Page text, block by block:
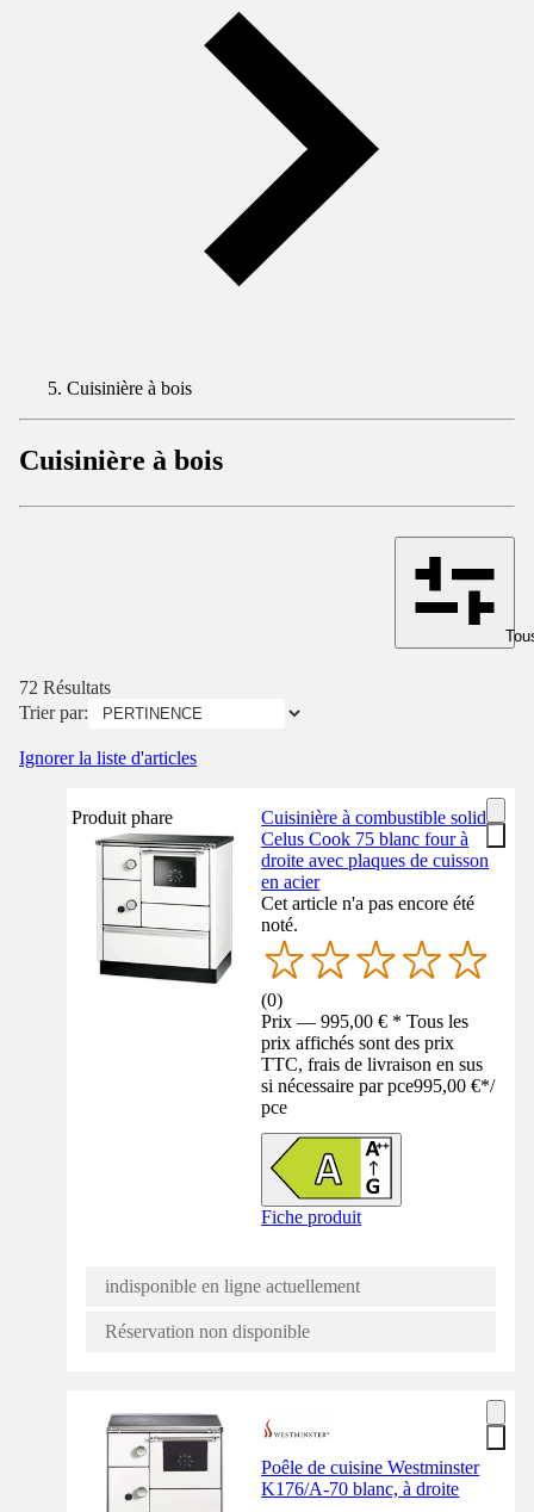
Cuisinière à bois
Cuisinière à bois
72 Résultats
Trier par:
Ignorer la liste d'articles
Produit phare
Cuisinière à combustible solide
Celus Cook 75 blanc four à
droite avec plaques de cuisson
en acier
Cet article n'a pas encore été
noté.
(0)
Prix — 995,00 € * Tous les
prix affichés sont des prix
TTC, frais de livraison en sus
si nécessaire par pce995,00 €*/
pce
Fiche produit
indisponible en ligne actuellement
Réservation non disponible
Poêle de cuisine Westminster
K176/A-70 blanc, à droite